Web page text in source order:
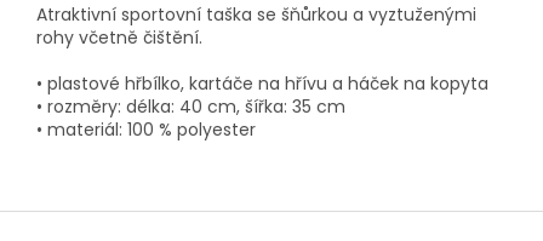
Atraktivní sportovní taška se šňůrkou a vyztuženými
rohy včetně čištění.
• plastové hřbílko, kartáče na hřívu a háček na kopyta
• rozměry: délka: 40 cm, šířka: 35 cm
• materiál: 100 % polyester
Z